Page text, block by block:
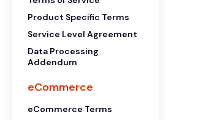
Product Specific Terms
Service Level Agreement
Data Processing
Addendum
eCommerce
eCommerce Terms